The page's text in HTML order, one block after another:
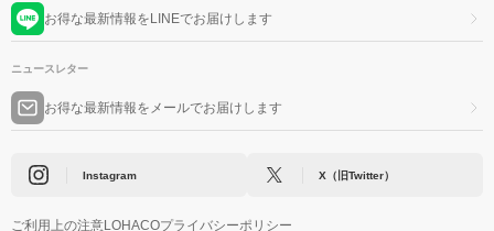
お得な最新情報をLINEでお届けします
ニュースレター
お得な最新情報をメールでお届けします
Instagram X（旧Twitter）
ご利用上の注意LOHACOプライバシーポリシー